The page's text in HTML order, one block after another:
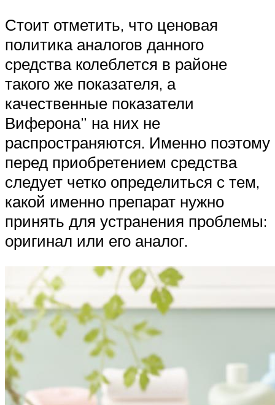
Стоит отметить, что ценовая
политика аналогов данного
средства колеблется в районе
такого же показателя, а
качественные показатели
Виферона” на них не
распространяются. Именно поэтому
перед приобретением средства
следует четко определиться с тем,
какой именно препарат нужно
принять для устранения проблемы:
оригинал или его аналог.